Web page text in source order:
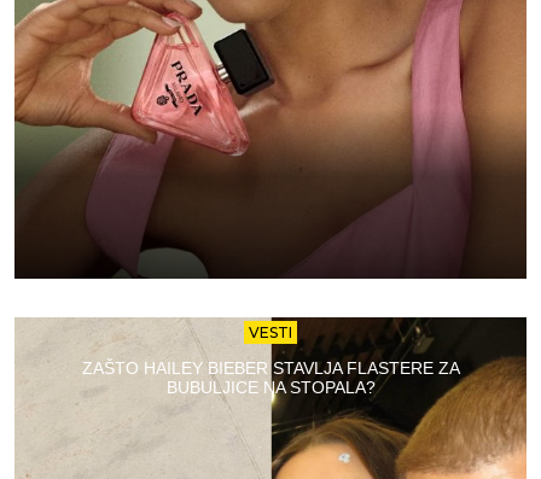
VESTI
ZAŠTO HAILEY BIEBER STAVLJA FLASTERE ZA
BUBULJICE NA STOPALA?